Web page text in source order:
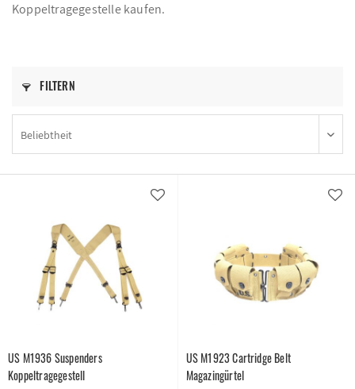
Koppeltragegestelle kaufen.
FILTERN
US M1936 Suspenders
Koppeltragegestell
US M1923 Cartridge Belt
Magazingürtel